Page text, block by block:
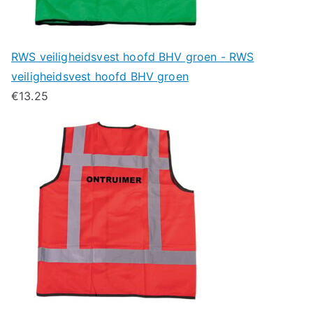
RWS veiligheidsvest hoofd BHV groen - RWS
veiligheidsvest hoofd BHV groen
€13.25